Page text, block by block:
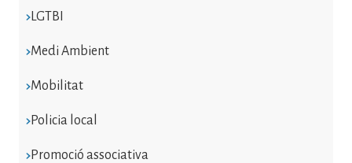
LGTBI
Medi Ambient
Mobilitat
Policia local
Promoció associativa